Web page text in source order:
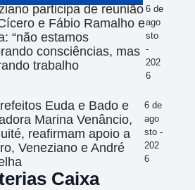
participa de reunião
e Fábio Ramalho e
“não estamos
consciências, mas
trabalho
6 de
ago
sto
-
202
6
Euda e Bado e
Marina Venâncio,
reafirmam apoio a
Veneziano e André
6 de
ago
sto -
202
6
Caixa